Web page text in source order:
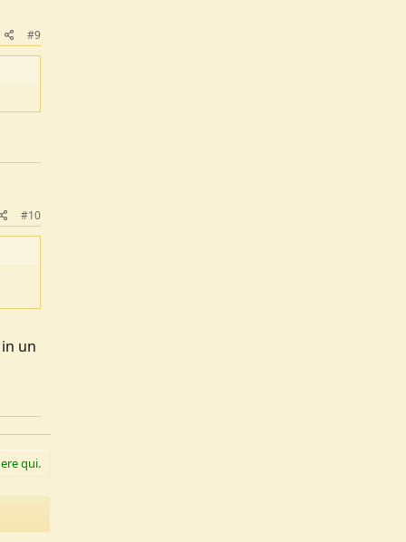
#9
#10
un
qui.